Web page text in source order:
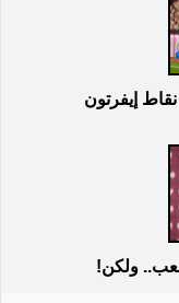
إيفرتون
ولكن!